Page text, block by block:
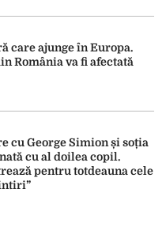
care ajunge în Europa.
România va fi afectată
cu George Simion și soția
cu al doilea copil.
pentru totdeauna cele